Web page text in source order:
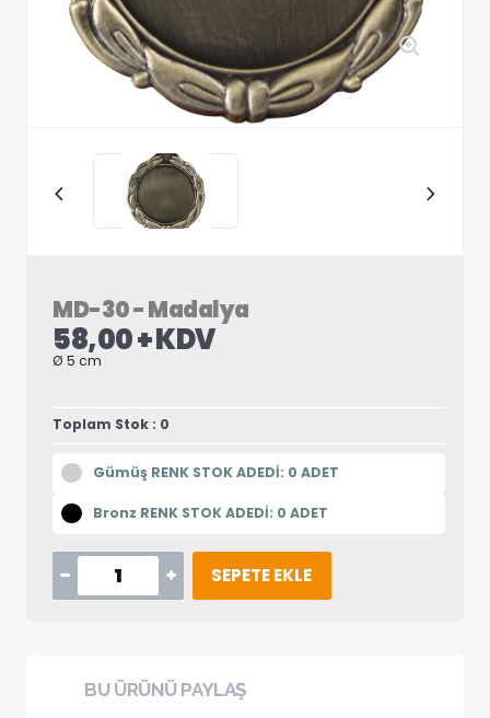
MD-30 - Madalya
58,00 + KDV
Ø 5 cm
Toplam Stok : 0
Gümüş RENK STOK ADEDİ: 0 ADET
Bronz RENK STOK ADEDİ: 0 ADET
SEPETE EKLE
BU ÜRÜNÜ PAYLAŞ